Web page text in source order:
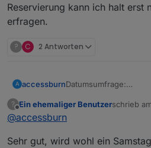
Reservierung kann ich halt erst
erfragen.
? C 2 Antworten
A accessburnDatumsumfrage:
Ph
Reservierung kann ich
Ergebnis erfragen.
? Ein ehemaliger Benutzerschrieb
zuletzt
@accessburn
Sehr gut, wird wohl ein